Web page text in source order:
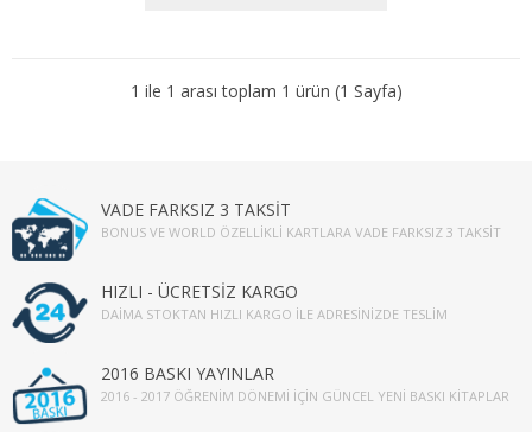
KAMU YÖNETİMİ
1. SINIF 1. YARIYIL KAMU
1. SINIF 2. YARIYIL KAMU
2. SINIF 3. YARIYIL KAMU
1 ile 1 arası toplam 1 ürün (1 Sayfa)
VADE FARKSIZ 3 TAKSİT
BONUS VE WORLD ÖZELLIKLI KARTLARA VADE FARKSIZ 3 TAKSIT
HIZLI - ÜCRETSİZ KARGO
DAIMA STOKTAN HIZLI KARGO İLE ADRESINIZDE TESLIM
2016 BASKI YAYINLAR
2016 - 2017 ÖĞRENIM DÖNEMI İÇIN GÜNCEL YENI BASKI KITAPLAR